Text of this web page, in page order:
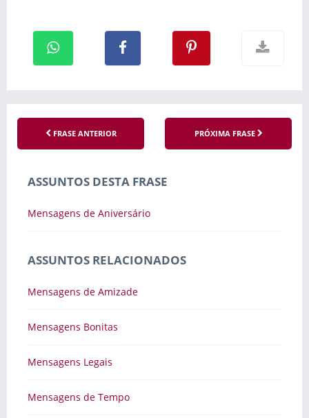
FRASE ANTERIOR PRÓXIMA FRASE
ASSUNTOS DESTA FRASE
Mensagens de Aniversário
ASSUNTOS RELACIONADOS
Mensagens de Amizade
Mensagens Bonitas
Mensagens Legais
Mensagens de Tempo